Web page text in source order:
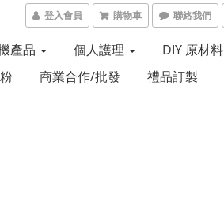
登入會員 購物車 聯絡我們
產品 個人護理 DIY 原材料
商業合作/批發 禮品訂製